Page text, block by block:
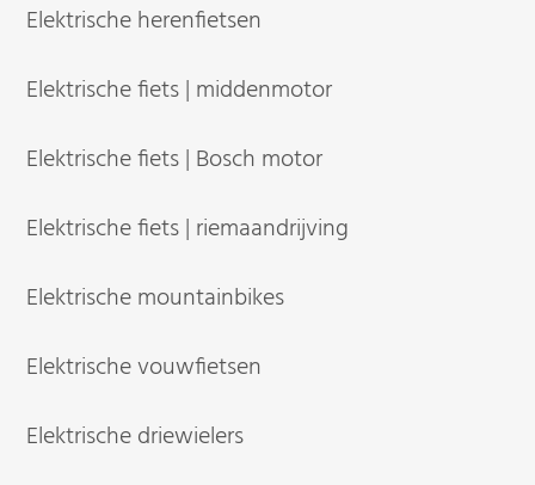
Elektrische herenfietsen
Elektrische fiets | middenmotor
Elektrische fiets | Bosch motor
Elektrische fiets | riemaandrijving
Elektrische mountainbikes
Elektrische vouwfietsen
Elektrische driewielers